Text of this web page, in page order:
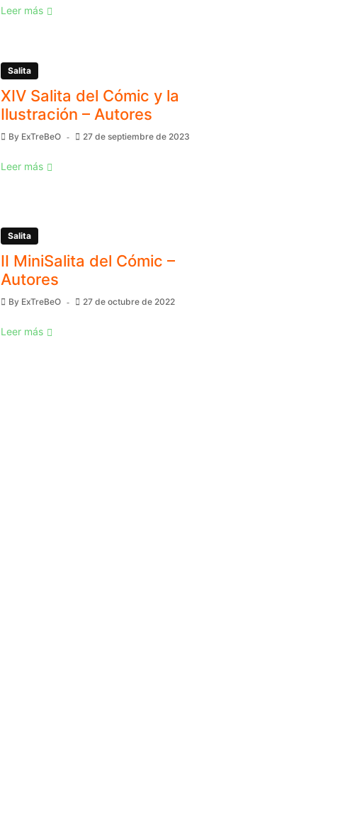
Leer más
Salita
XIV Salita del Cómic y la
Ilustración – Autores
By ExTreBeO 27 de septiembre de 2023
Leer más
Salita
II MiniSalita del Cómic –
Autores
By ExTreBeO 27 de octubre de 2022
Leer más